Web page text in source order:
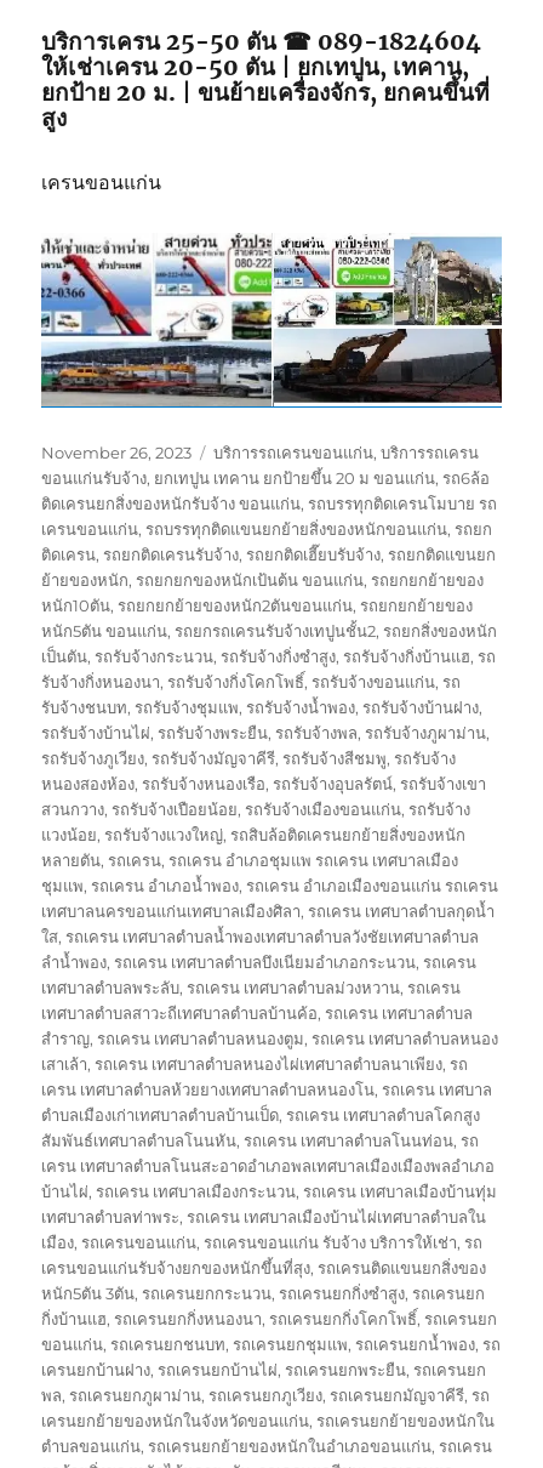
บริการเครน 25-50 ตัน ☎ 089-1824604
ให้เช่าเครน 20-50 ตัน | ยกเทปูน, เทคาน,
ยกป้าย 20 ม. | ขนย้ายเครื่องจักร, ยกคนขึ้นที่
สูง
เครนขอนแก่น
Posted
on
November 26, 2023 Tags
บริการรถเครนขอนแก่น,บริการรถเครน
ขอนแก่นรับจ้าง, ยกเทปูน เทคาน ยกป้ายขึ้น 20 ม ขอนแก่น,รถ6ล้อ
ติดเครนยกสิ่งของหนักรับจ้าง ขอนแก่น,รถบรรทุกติดเครนโมบาย รถ
เครนขอนแก่น,รถบรรทุกติดแขนยกย้ายสิ่งของหนักขอนแก่น,รถยก
ติดเครน,รถยกติดเครนรับจ้าง,รถยกติดเฮี๊ยบรับจ้าง,รถยกติดแขนยก
ย้ายของหนัก,รถยกยกของหนักเป้นต้น ขอนแก่น,รถยกยกย้ายของ
หนัก10ตัน,รถยกยกย้ายของหนัก2ตันขอนแก่น,รถยกยกย้ายของ
หนัก5ตัน ขอนแก่น,รถยกรถเครนรับจ้างเทปูนชั้น2,รถยกสิ่งของหนัก
เป็นตัน,รถรับจ้างกระนวน,รถรับจ้างกิ่งซำสูง,รถรับจ้างกิ่งบ้านแฮ,รถ
รับจ้างกิ่งหนองนา,รถรับจ้างกิ่งโคกโพธิ์,รถรับจ้างขอนแก่น,รถ
รับจ้างชนบท,รถรับจ้างชุมแพ,รถรับจ้างน้ำพอง,รถรับจ้างบ้านฝาง,
รถรับจ้างบ้านไผ่,รถรับจ้างพระยืน,รถรับจ้างพล,รถรับจ้างภูผาม่าน,
รถรับจ้างภูเวียง,รถรับจ้างมัญจาคีรี,รถรับจ้างสีชมพู,รถรับจ้าง
หนองสองห้อง,รถรับจ้างหนองเรือ,รถรับจ้างอุบลรัตน์,รถรับจ้างเขา
สวนกวาง,รถรับจ้างเปือยน้อย,รถรับจ้างเมืองขอนแก่น,รถรับจ้าง
แวงน้อย,รถรับจ้างแวงใหญ่,รถสิบล้อติดเครนยกย้ายสิ่งของหนัก
หลายตัน,รถเครน,รถเครน อำเภอชุมแพ รถเครน เทศบาลเมือง
ชุมแพ,รถเครน อำเภอน้ำพอง,รถเครน อำเภอเมืองขอนแก่น รถเครน
เทศบาลนครขอนแก่นเทศบาลเมืองศิลา,รถเครน เทศบาลตำบลกุดน้ำ
ใส,รถเครน เทศบาลตำบลน้ำพองเทศบาลตำบลวังชัยเทศบาลตำบล
ลำน้ำพอง,รถเครน เทศบาลตำบลบึงเนียมอำเภอกระนวน,รถเครน
เทศบาลตำบลพระลับ,รถเครน เทศบาลตำบลม่วงหวาน,รถเครน
เทศบาลตำบลสาวะถีเทศบาลตำบลบ้านค้อ,รถเครน เทศบาลตำบล
สำราญ,รถเครน เทศบาลตำบลหนองตูม,รถเครน เทศบาลตำบลหนอง
เสาเล้า,รถเครน เทศบาลตำบลหนองไผ่เทศบาลตำบลนาเพียง,รถ
เครน เทศบาลตำบลห้วยยางเทศบาลตำบลหนองโน,รถเครน เทศบาล
ตำบลเมืองเก่าเทศบาลตำบลบ้านเป็ด,รถเครน เทศบาลตำบลโคกสูง
สัมพันธ์เทศบาลตำบลโนนหัน,รถเครน เทศบาลตำบลโนนท่อน,รถ
เครน เทศบาลตำบลโนนสะอาดอำเภอพลเทศบาลเมืองเมืองพลอำเภอ
บ้านไผ่,รถเครน เทศบาลเมืองกระนวน,รถเครน เทศบาลเมืองบ้านทุ่ม
เทศบาลตำบลท่าพระ,รถเครน เทศบาลเมืองบ้านไผ่เทศบาลตำบลใน
เมือง,รถเครนขอนแก่น,รถเครนขอนแก่น รับจ้าง บริการให้เช่า,รถ
เครนขอนแก่นรับจ้างยกของหนักขึ้นที่สุง,รถเครนติดแขนยกสิ่งของ
หนัก5ตัน 3ตัน,รถเครนยกกระนวน,รถเครนยกกิ่งซำสูง,รถเครนยก
กิ่งบ้านแฮ,รถเครนยกกิ่งหนองนา,รถเครนยกกิ่งโคกโพธิ์,รถเครนยก
ขอนแก่น,รถเครนยกชนบท,รถเครนยกชุมแพ,รถเครนยกน้ำพอง,รถ
เครนยกบ้านฝาง,รถเครนยกบ้านไผ่,รถเครนยกพระยืน,รถเครนยก
พล,รถเครนยกภูผาม่าน,รถเครนยกภูเวียง,รถเครนยกมัญจาคีรี,รถ
เครนยกย้ายของหนักในจังหวัดขอนแก่น,รถเครนยกย้ายของหนักใน
ตำบลขอนแก่น,รถเครนยกย้ายของหนักในอำเภอขอนแก่น,รถเครน